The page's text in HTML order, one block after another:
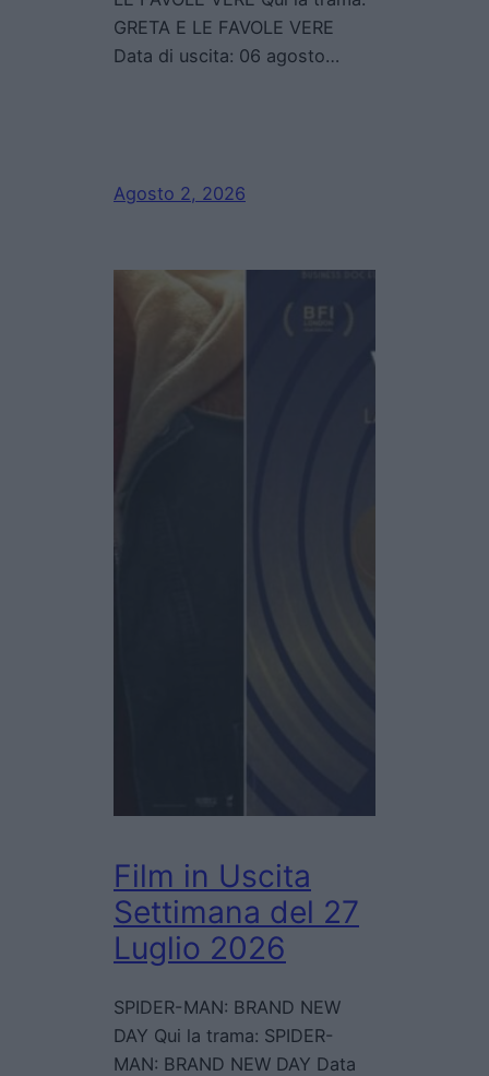
GRETA E LE FAVOLE VERE
Data di uscita: 06 agosto…
Agosto 2, 2026
Film in Uscita
Settimana del 27
Luglio 2026
SPIDER-MAN: BRAND NEW
DAY Qui la trama: SPIDER-
MAN: BRAND NEW DAY Data